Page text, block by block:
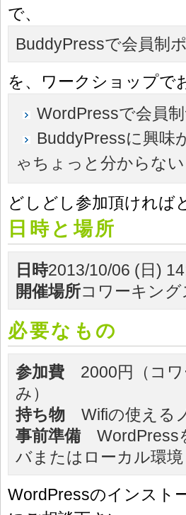
で、
BuddyPressで会員制
を、ワークショップで
WordPressで会員
BuddyPressに興味
ゃちょっと分からない
どしどし参加頂ければ
日時と場所
日時2013/10/06 (日)
開催場所コワーキン
必要なもの
参加費 2000円（コワ
み）
持ち物 Wifiの使える
事前準備WordPress
バまたはローカル
WordPressのインスト